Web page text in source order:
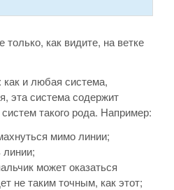
как видите, на ветке
как и любая система,
эта система содержит
такого рода. Например:
мимо линии;
линии;
может оказаться
не таким точным, как этот;